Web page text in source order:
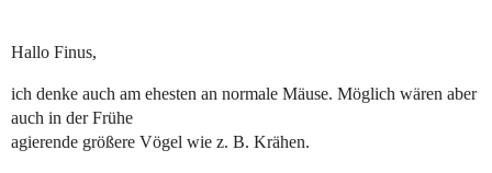
Hallo Finus,
ich denke auch am ehesten an normale Mäuse. Möglich wären aber
auch in der Frühe
agierende größere Vögel wie z. B. Krähen.